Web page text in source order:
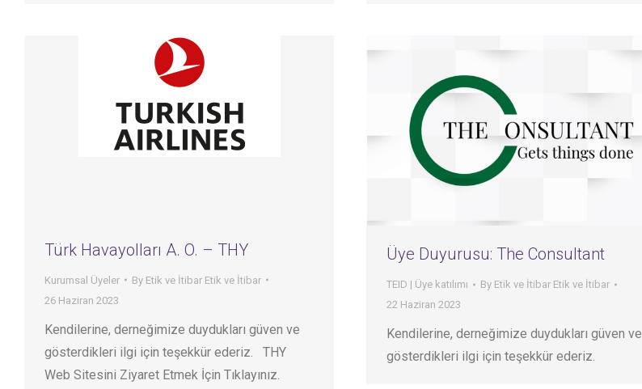
Türk Havayolları A. O. – THY
Kurumsal Üyeler By Etik ve İtibar Etik ve İtibar
26 Haziran 2023
Kendilerine, derneğimize duydukları güven ve
gösterdikleri ilgi için teşekkür ederiz. THY
Web Sitesini Ziyaret Etmek İçin Tıklayınız.
Üye Duyurusu: The Consultant
TEID | Üye katılımı By Etik ve İtibar Etik ve İtibar
22 Haziran 2023
Kendilerine, derneğimize duydukları güven ve
gösterdikleri ilgi için teşekkür ederiz.